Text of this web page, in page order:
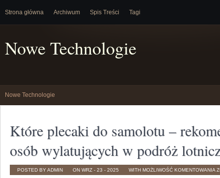
Strona główna Archiwum Spis Treści Tagi
Nowe Technologie
Nowe Technologie
Które plecaki do samolotu –
osób wylatujących w podróż
POSTED BY ADMIN ON WRZ - 23 - 2025 WITH MOŻLIWOŚĆ KOMENTOWANIA